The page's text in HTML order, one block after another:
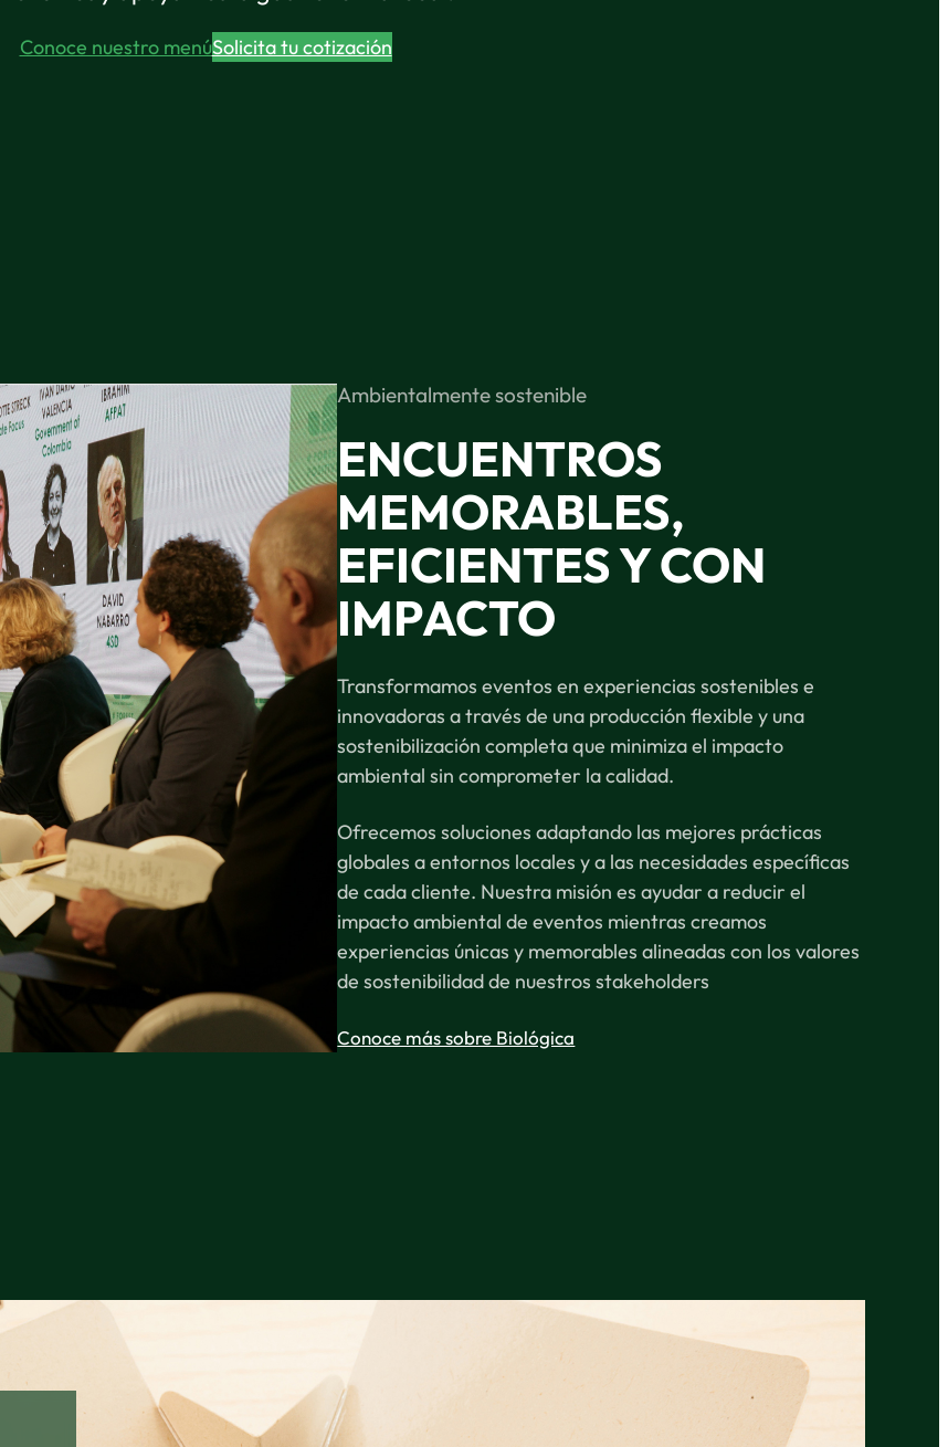
Conoce nuestro menúSolicita tu cotización
Ambientalmente sostenible
ENCUENTROS
MEMORABLES,
EFICIENTES Y CON
IMPACTO
Transformamos eventos en experiencias sostenibles e
innovadoras a través de una producción flexible y una
sostenibilización completa que minimiza el impacto
ambiental sin comprometer la calidad.
Ofrecemos soluciones adaptando las mejores prácticas
globales a entornos locales y a las necesidades específicas
de cada cliente. Nuestra misión es ayudar a reducir el
impacto ambiental de eventos mientras creamos
experiencias únicas y memorables alineadas con los valores
de sostenibilidad de nuestros stakeholders
Conoce más sobre Biológica